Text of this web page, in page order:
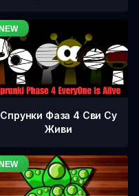
Спрунки Фаза 4 Сви Су
Живи